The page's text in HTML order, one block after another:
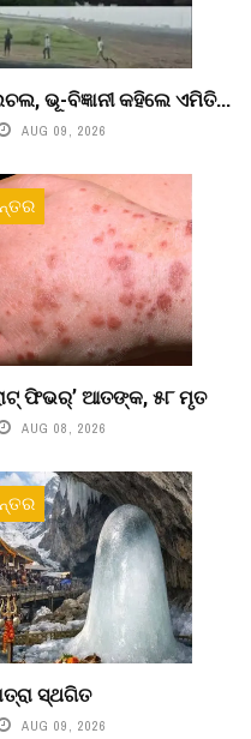
ଭୂ-ବିଜ୍ଞାନୀ କହିଲେ ଏମିତି...
AUG 09, 2026
ଫିଭର୍’ ଆତଙ୍କ, ୫୮ ମୃତ
AUG 08, 2026
ସ୍ଥଗିତ
AUG 09, 2026